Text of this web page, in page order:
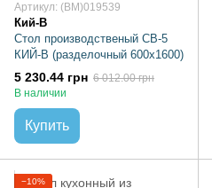
Артикул: (BM)019539
Кий-В
Стол производственый СВ-5
КИЙ-В (разделочный 600х1600)
5 230.44 грн 6 012.00 грн
В наличии
Купить
−10%